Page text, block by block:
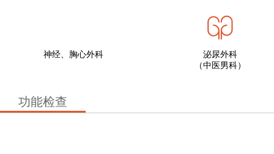
神经、胸心外科
泌尿外科
（中医男科）
功能检查